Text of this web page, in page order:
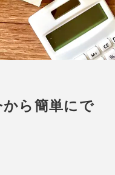
ら簡単にで